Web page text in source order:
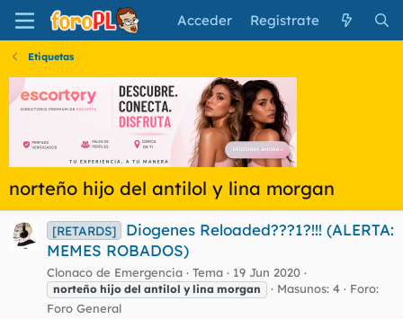
Acceder Regístrate
Etiquetas
norteño hijo del antilol y lina morgan
[RETARDS]
Diogenes Reloaded???1?!!! (ALERTA:
MEMES ROBADOS)
Clonaco de Emergencia Tema 19 Jun 2020
norteño hijo del antilol y lina morgan Masunos: 4
Foro:
Foro General